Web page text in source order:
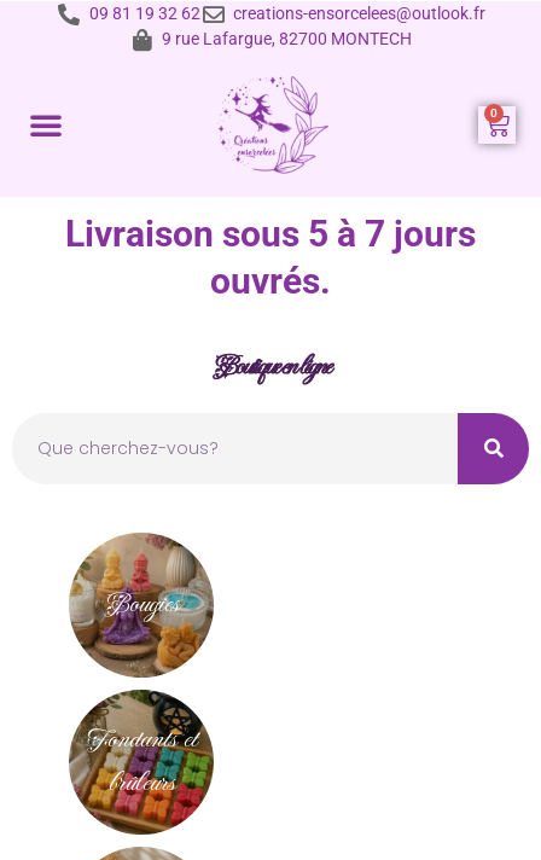
09 81 19 32 62
creations-ensorcelees@outlook.fr
9 rue Lafargue, 82700 MONTECH
Livraison sous 5 à 7 jours
ouvrés.
Boutique en ligne
Bougies
Fondants et
brûleurs